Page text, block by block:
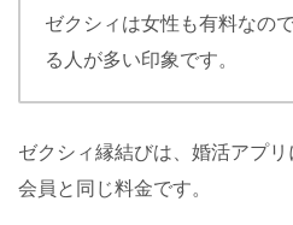
ゼクシィは女性も有料なの
る人が多い印象です。
ゼクシィ縁結びは、婚活アプ
会員と同じ料金です。